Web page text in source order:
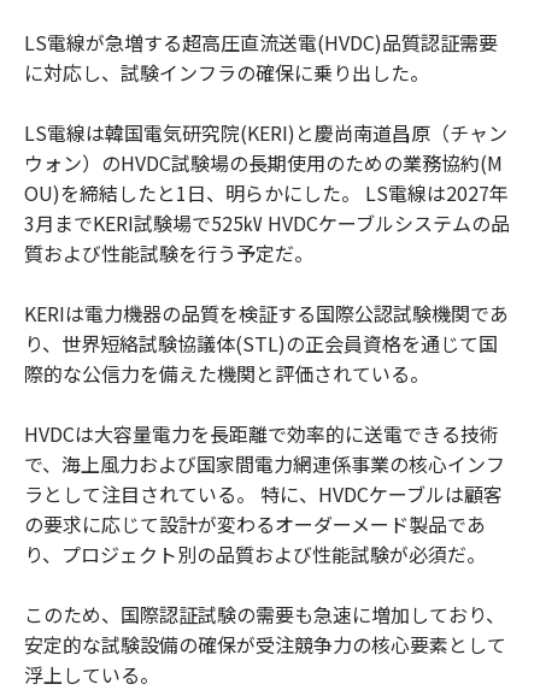
LS電線が急増する超高圧直流送電(HVDC)品質認証需要
に対応し、試験インフラの確保に乗り出した。
LS電線は韓国電気研究院(KERI)と慶尚南道昌原（チャン
ウォン）のHVDC試験場の長期使用のための業務協約(M
OU)を締結したと1日、明らかにした。 LS電線は2027年
3月までKERI試験場で525㎸ HVDCケーブルシステムの品
質および性能試験を行う予定だ。
KERIは電力機器の品質を検証する国際公認試験機関であ
り、世界短絡試験協議体(STL)の正会員資格を通じて国
際的な公信力を備えた機関と評価されている。
HVDCは大容量電力を長距離で効率的に送電できる技術
で、海上風力および国家間電力網連係事業の核心インフ
ラとして注目されている。 特に、HVDCケーブルは顧客
の要求に応じて設計が変わるオーダーメード製品であ
り、プロジェクト別の品質および性能試験が必須だ。
このため、国際認証試験の需要も急速に増加しており、
安定的な試験設備の確保が受注競争力の核心要素として
浮上している。